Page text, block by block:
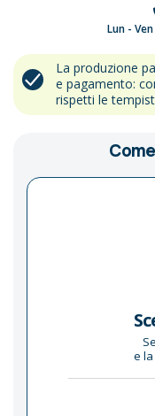
Lun -
La produzione
e pagamento:
rispetti le
e